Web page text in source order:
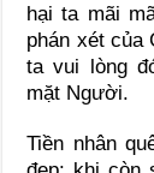
hại ta mãi
phán xét của
ta vui lòng
mặt Người.
Tiền nhân